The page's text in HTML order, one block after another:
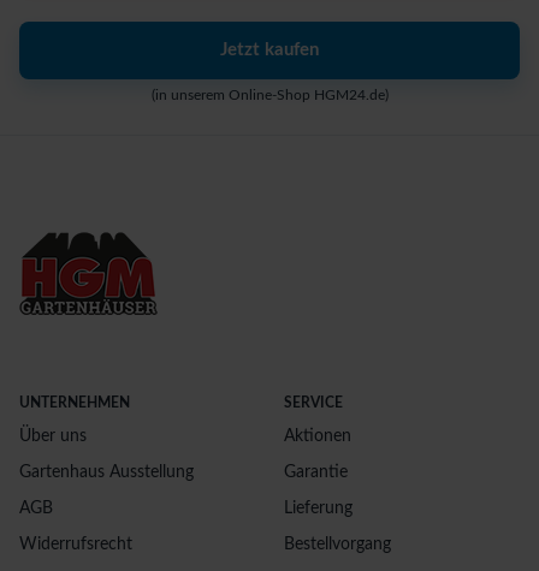
Jetzt kaufen
(in unserem Online-Shop HGM24.de)
UNTERNEHMEN
Über uns
Gartenhaus Ausstellung
AGB
Widerrufsrecht
SERVICE
Aktionen
Garantie
Lieferung
Bestellvorgang